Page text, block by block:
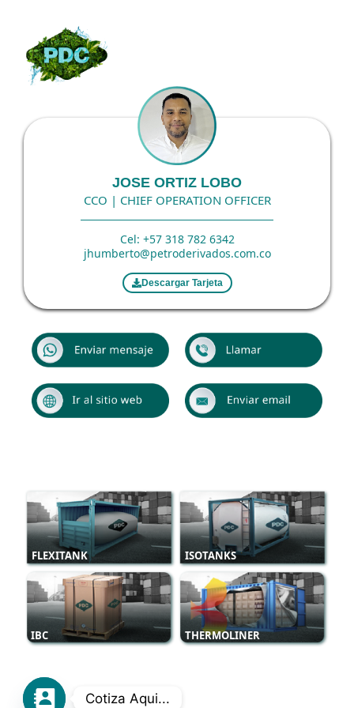
contenido
JOSE ORTIZ LOBO
CCO | CHIEF OPERATION OFFICER
Cel: +57 318 782 6342
jhumberto@petroderivados.com.co
Descargar Tarjeta
FLEXITANK ISOTANKS
IBC THERMOLINER
Cotiza Aqui...